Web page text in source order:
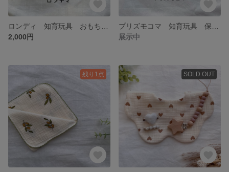
2,000円
展示中
残り1点 SOLD OUT